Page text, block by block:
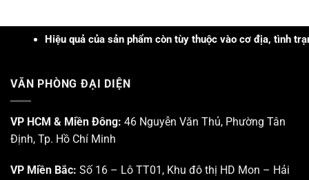
nghệ
PRP
học
–
thức
và
cứu
Công
Hiệu quả của sản phẩm còn tùy thuộc vào cơ địa, tình trạng,
VĂN PHÒNG ĐẠI DIỆN
VP HCM & Miền Đông: 46 Nguyễn Văn Thủ, Phường Tân
Định, Tp. Hồ Chí Minh
VP Miền Bắc: Số 16 – Lô TT01, Khu đô thị HD Mon – Hải